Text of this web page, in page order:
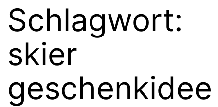
Schlagwort:
skier
geschenkidee